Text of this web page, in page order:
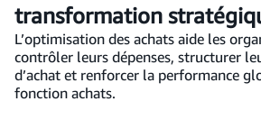
transformation
L’optimisation des achats aide les
contrôler leurs dépenses, structurer
d’achat et renforcer la performance
fonction achats.